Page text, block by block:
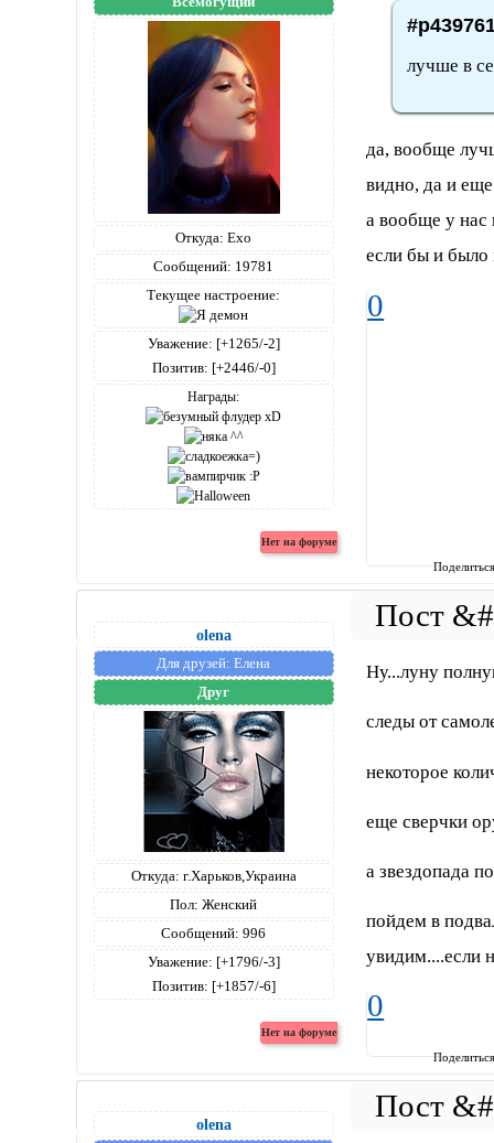
Откуда: Ехо
Сообщений: 19781
Текущее настроение:
Уважение: [+1265/-2]
Позитив: [+2446/-0]
Награды:
лучше в
да, вообще
видно, да и еще
а вообще у нас
если бы и было
0
olena
Для друзей: Елена
Друг
Откуда: г.Харьков,Украина
Пол: Женский
Сообщений: 996
Уважение: [+1796/-3]
Позитив: [+1857/-6]
Ну...луну
следы от
некоторое
еще сверчки
а звездопада
пойдем в
увидим....если
0
olena